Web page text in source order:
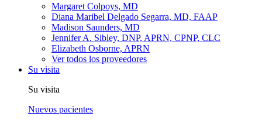
Margaret Colpoys, MD
Diana Maribel Delgado Segarra, MD, FAAP
Madison Saunders, MD
Jennifer A. Sibley, DNP, APRN, CPNP, CLC
Elizabeth Osborne, APRN
Ver todos los proveedores
Su visita
Su visita
Nuevos pacientes